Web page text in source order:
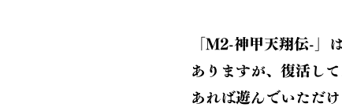
「M2-神甲天翔伝-」
ありますが、復活し
あれば遊んでいただ